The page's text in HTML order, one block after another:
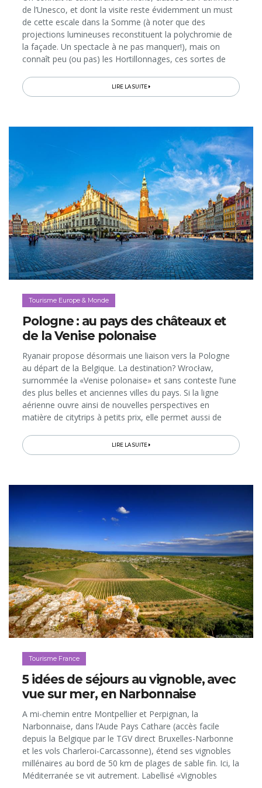
de l’Unesco, et dont la visite reste évidemment un must
de cette escale dans la Somme (à noter que des
projections lumineuses reconstituent la polychromie de
la façade. Un spectacle à ne pas manquer!), mais on
connaît peu (ou pas) les Hortillonnages, ces sortes de
l’ancien...
LIRE LA SUITE
Tourisme Europe & Monde
Pologne : au pays des châteaux et
de la Venise polonaise
Ryanair propose désormais une liaison vers la Pologne
au départ de la Belgique. La destination? Wrocław,
surnommée la «Venise polonaise» et sans conteste l’une
des plus belles et anciennes villes du pays. Si la ligne
aérienne ouvre ainsi de nouvelles perspectives en
matière de citytrips à petits prix, elle permet aussi de
Pologne), dont Wrocław est la capitale et où la nature
époustouflante sert de décor enchanteur à 770
LIRE LA SUITE
Tourisme France
5 idées de séjours au vignoble, avec
vue sur mer, en Narbonnaise
A mi-chemin entre Montpellier et Perpignan, la
Narbonnaise, dans l’Aude Pays Cathare (accès facile
depuis la Belgique par le TGV direct Bruxelles-Narbonne
et les vols Charleroi-Carcassonne), étend ses vignobles
millénaires au bord de 50 km de plages de sable fin. Ici, la
Méditerranée se vit autrement. Labellisé «Vignobles